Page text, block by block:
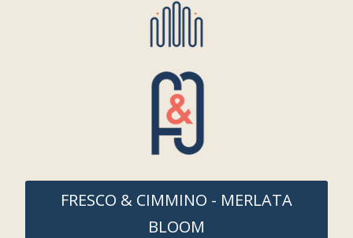
FRESCO & CIMMINO - MERLATA
BLOOM